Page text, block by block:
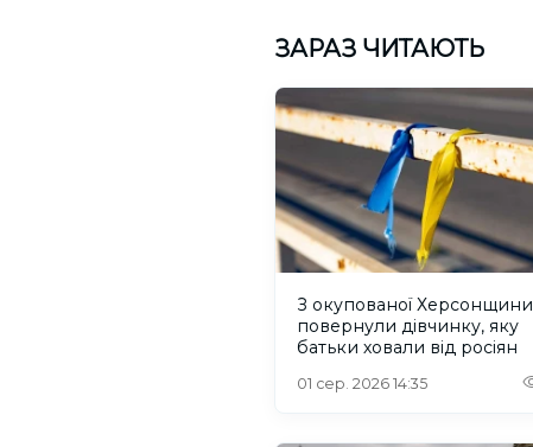
ЗАРАЗ ЧИТАЮТЬ
З окупованої Херсонщини
повернули дівчинку, яку
батьки ховали від росіян
01 сер. 2026 14:35